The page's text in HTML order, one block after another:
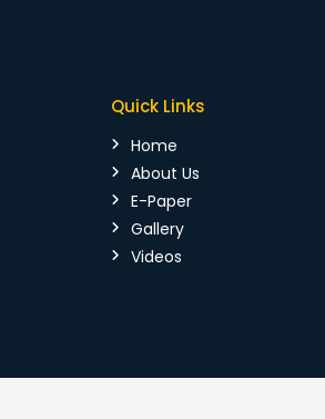
Quick Links
Home
About Us
E-Paper
Gallery
Videos